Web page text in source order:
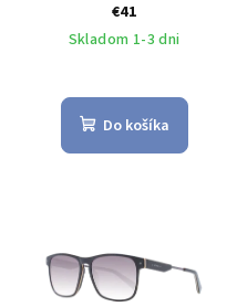
€41
Skladom 1-3 dni
Do košíka